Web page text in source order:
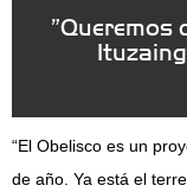
“El Obelisco es un
de año. Ya está el